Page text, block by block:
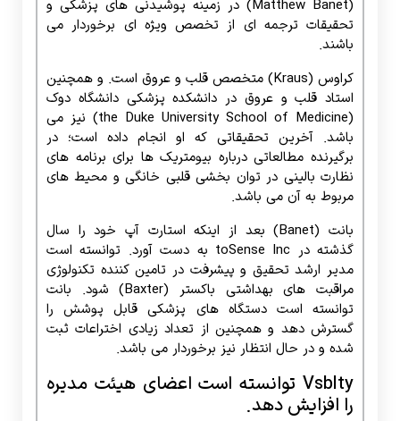
(Matthew Banet) در زمینه پوشیدنی های پزشکی و
تحقیقات ترجمه ای از تخصص ویژه ای برخوردار می
باشند.
کراوس (Kraus) متخصص قلب و عروق است. و همچنین
استاد قلب و عروق در دانشکده پزشکی دانشگاه دوک
(the Duke University School of Medicine) نیز می
باشد. آخرین تحقیقاتی که او انجام داده است؛ در
برگیرنده مطالعاتی درباره بیومتریک ها برای برنامه های
نظارت بالینی در توان بخشی قلبی خانگی و محیط های
مربوط به آن می باشد.
بانت (Banet) بعد از اینکه استارت آپ خود را سال
گذشته در toSense Inc به دست آورد. توانسته است
مدیر ارشد تحقیق و پیشرفت در تامین کننده تکنولوژی
مراقبت های بهداشتی باکستر (Baxter) شود. بانت
توانسته است دستگاه های پزشکی قابل پوشش را
گسترش دهد و همچنین از تعداد زیادی اختراعات ثبت
شده و در حال انتظار نیز برخوردار می باشد.
Vsblty توانسته است اعضای هیئت مدیره
را افزایش دهد.